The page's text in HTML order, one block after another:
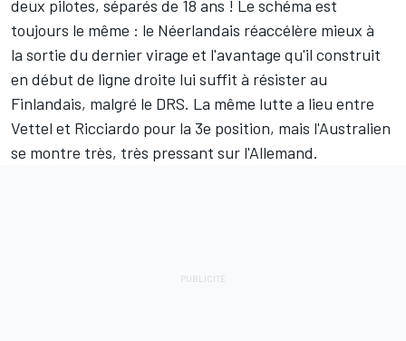
deux pilotes, séparés de 18 ans ! Le schéma est
toujours le même : le Néerlandais réaccélère mieux à
la sortie du dernier virage et l'avantage qu'il construit
en début de ligne droite lui suffit à résister au
Finlandais, malgré le DRS. La même lutte a lieu entre
Vettel et Ricciardo pour la 3e position, mais l'Australien
se montre très, très pressant sur l'Allemand.